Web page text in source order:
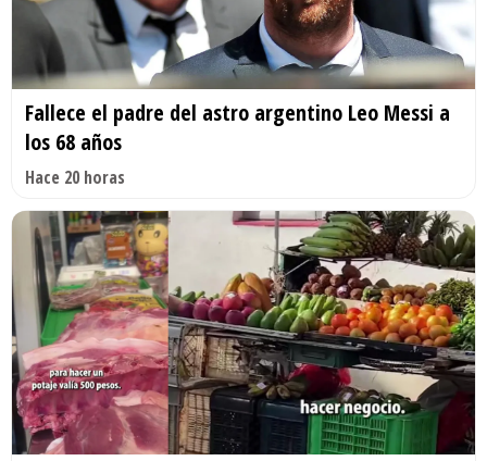
Fallece el padre del astro argentino Leo Messi a
los 68 años
Hace 20 horas